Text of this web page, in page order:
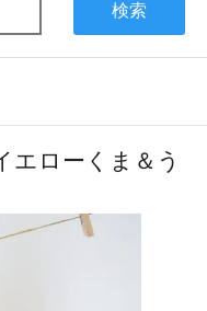
検索
エローくま＆う